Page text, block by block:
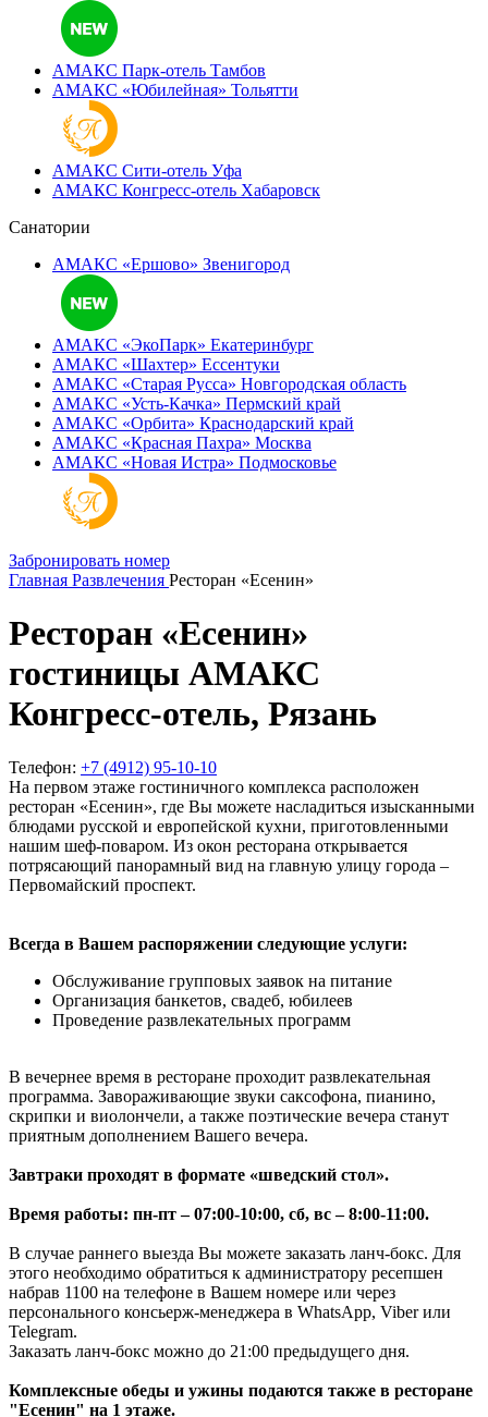
АМАКС Парк-отель Тамбов
АМАКС «‎Юбилейная» Тольятти
АМАКС Сити-отель Уфа
АМАКС Конгресс-отель Хабаровск
Санатории
АМАКС «Ершово» Звенигород
АМАКС «ЭкоПарк» Екатеринбург
АМАКС «‎Шахтер» Ессентуки
АМАКС «‎Старая Русса» Новгородская область
АМАКС «‎Усть-Качка» Пермский край
АМАКС «‎Орбита» Краснодарский край
АМАКС «‎Красная Пахра» Москва
АМАКС «‎Новая Истра» Подмосковье
Забронировать номер
Главная Развлечения Ресторан «Есенин»
Ресторан «Есенин»
гостиницы АМАКС
Конгресс-отель, Рязань
Телефон: +7 (4912) 95-10-10
На первом этаже гостиничного комплекса расположен
ресторан «Есенин», где Вы можете насладиться изысканными
блюдами русской и европейской кухни, приготовленными
нашим шеф-поваром. Из окон ресторана открывается
потрясающий панорамный вид на главную улицу города –
Первомайский проспект.
Всегда в Вашем распоряжении следующие услуги:
Обслуживание групповых заявок на питание
Организация банкетов, свадеб, юбилеев
Проведение развлекательных программ
В вечернее время в ресторане проходит развлекательная
программа. Завораживающие звуки саксофона, пианино,
скрипки и виолончели, а также поэтические вечера станут
приятным дополнением Вашего вечера.
Завтраки проходят в формате «шведский стол».
Время работы: пн-пт – 07:00-10:00, сб, вс – 8:00-11:00.
В случае раннего выезда Вы можете заказать ланч-бокс. Для
этого необходимо обратиться к администратору ресепшен
набрав 1100 на телефоне в Вашем номере или через
персонального консьерж-менеджера в WhatsApp, Viber или
Telegram.
Заказать ланч-бокс можно до 21:00 предыдущего дня.
Комплексные обеды и ужины подаются также в ресторане
"Есенин" на 1 этаже.